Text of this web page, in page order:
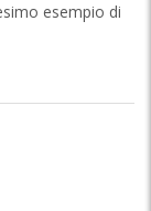
esempio di